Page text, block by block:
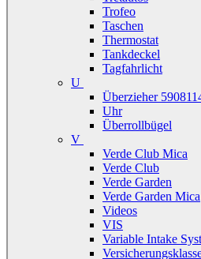
Trofeo
Taschen
Thermostat
Tankdeckel
Tagfahrlicht
U
Überzieher
Uhr
Überrollbügel
V
Verde Club Mica
Verde Club
Verde Garden
Verde Garden Mica
Videos
VIS
Variable Intake